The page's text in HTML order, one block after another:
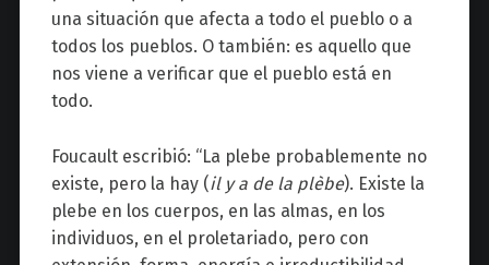
una situación que afecta a todo el pueblo o a
todos los pueblos. O también: es aquello que
nos viene a verificar que el pueblo está en
todo.
Foucault escribió: “La plebe probablemente no
existe, pero la hay (il y a de la plèbe). Existe la
plebe en los cuerpos, en las almas, en los
individuos, en el proletariado, pero con